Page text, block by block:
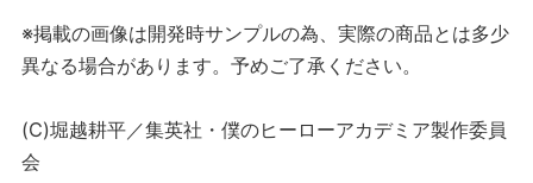
※掲載の画像は開発時サンプルの為、実際の商品とは多少
異なる場合があります。予めご了承ください。
(C)堀越耕平／集英社・僕のヒーローアカデミア製作委員
会